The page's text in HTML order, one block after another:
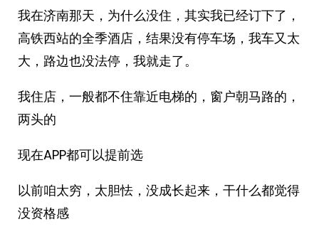
我在济南那天，为什么没住，其实我已经订下了，
高铁西站的全季酒店，结果没有停车场，我车又太
大，路边也没法停，我就走了。
我住店，一般都不住靠近电梯的，窗户朝马路的，
两头的
现在APP都可以提前选
以前咱太穷，太胆怯，没成长起来，干什么都觉得
没资格感